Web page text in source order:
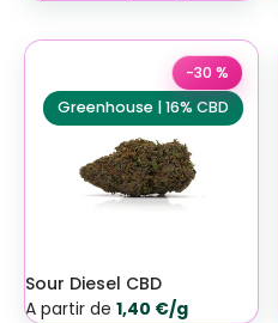
Greenhouse | 16% CBD
-30 %
Sour Diesel CBD
A partir de 1,40 €/g